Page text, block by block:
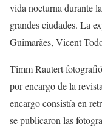
vida nocturna durante
grandes ciudades. La
Guimarães, Vicent
Timm Rautert
por encargo de la
encargo consistía en
se publicaron las